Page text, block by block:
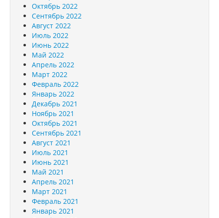
Октябрь 2022
Сентябрь 2022
Август 2022
Июль 2022
Июнь 2022
Май 2022
Апрель 2022
Март 2022
Февраль 2022
Январь 2022
Декабрь 2021
Ноябрь 2021
Октябрь 2021
Сентябрь 2021
Август 2021
Июль 2021
Июнь 2021
Май 2021
Апрель 2021
Март 2021
Февраль 2021
Январь 2021